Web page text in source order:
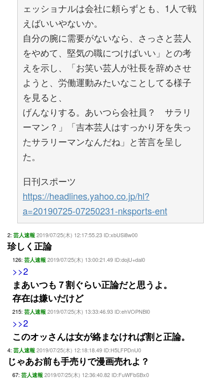
ェッショナルは会社に頼らずとも、1人で戦
えばいいやないか。
自分の腕に需要がないなら、さっさと芸人
をやめて、堅気の職につけばいい」との考
えを示し、「お笑い芸人が社長を辞めさせ
ようと、労働運動みたいなことしてる様子
を見ると、
げんなりする。あいつら会社員？ サラリ
ーマン？」「吉本芸人はすっかり牙を失っ
たサラリーマンなんだね」と苦言を呈し
た。
日刊スポーツ
https://headlines.yahoo.co.jp/hl?
a=20190725-07250231-nksports-ent
2: 芸人速報 2019/07/25(木) 12:17:55.23 ID:xbUSi8w00
珍しく正論
126: 芸人速報 2019/07/25(木) 13:00:21.49 ID:dojU+dal0
>>2
まあいつも７割ぐらい正論だと思うよ。
存在は嫌いだけど
215: 芸人速報 2019/07/25(木) 13:33:46.93 ID:ehVOPNBl0
>>2
このオッさんは女が絡まなければ割と正論。
4: 芸人速報 2019/07/25(木) 12:18:18.49 ID:H5LFPDnU0
じゃあお前も手売りで漫画売れよ？
67: 芸人速報 2019/07/25(木) 12:36:40.82 ID:FuWFbSBx0